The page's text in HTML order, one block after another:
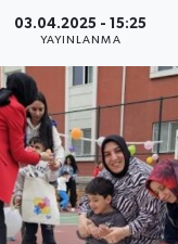
03.04.2025 - 15:25
YAYINLANMA